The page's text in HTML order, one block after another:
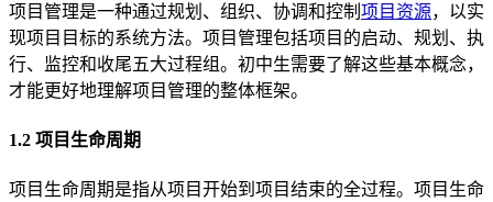
项目管理是一种通过规划、组织、协调和控制 项目资源，以实
现项目目标的系统方法。项目管理包括项目的启动、规划、执
行、监控和收尾五大过程组。初中生需要了解这些基本概念，
才能更好地理解项目管理的整体框架。
1.2 项目生命周期
项目生命周期是指从项目开始到项目结束的全过程。项目生命